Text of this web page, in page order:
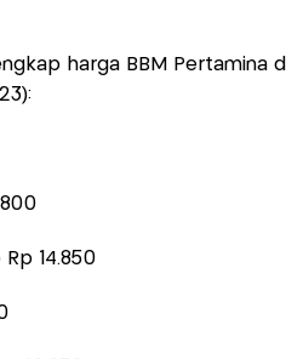
harga BBM Pertamina
14.850